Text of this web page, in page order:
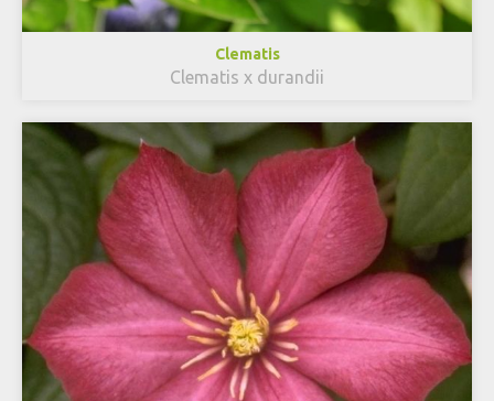
Clematis
Clematis x durandii